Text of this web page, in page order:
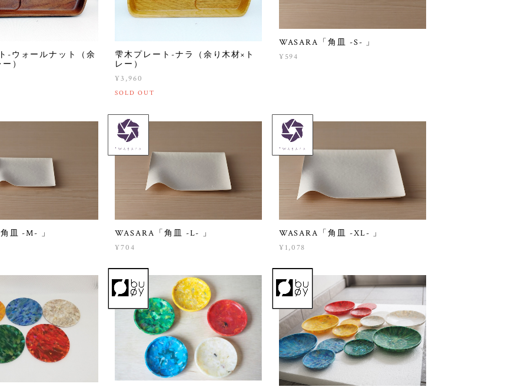
-ウォールナット（余
）
雫木プレート-ナラ（余り木材×ト
レー）
¥3,960
SOLD OUT
WASARA「角皿 -S- 」
¥594
皿 -M- 」 WASARA「角皿 -L- 」
¥704
WASARA「角皿 -XL- 」
¥1,078